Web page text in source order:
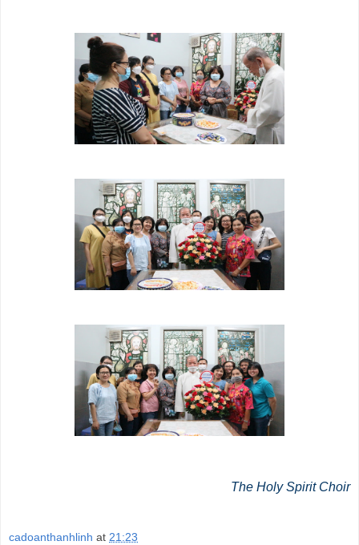
The Holy Spirit Choir
cadoanthanhlinh at 21:23